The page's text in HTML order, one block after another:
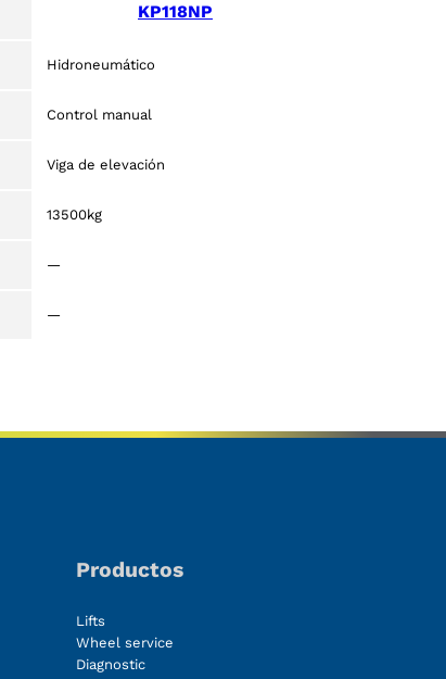
KP118NP
Hidroneumático
Control manual
Viga de elevación
13500kg
—
—
Productos
Lifts
Wheel service
Diagnostic